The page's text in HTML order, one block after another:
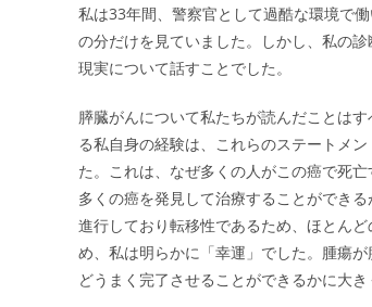
私は33年間、警察官として過酷な環境で
の分だけを見ていました。しかし、私の
現実について話すことでした。
膵臓がんについて私たちが読んだことは
る私自身の経験は、これらのステートメ
た。これは、なぜ多くの人がこの癌で死
多くの癌を発見して治療することができ
進行しており転移性であるため、ほとん
め、私は明らかに「幸運」でした。腫瘍
どうまく完了させることができるかに大